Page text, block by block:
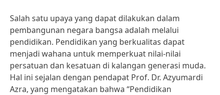
Salah satu upaya yang dapat dilakukan dalam
pembangunan negara bangsa adalah melalui
pendidikan. Pendidikan yang berkualitas dapat
menjadi wahana untuk memperkuat nilai-nilai
persatuan dan kesatuan di kalangan generasi muda.
Hal ini sejalan dengan pendapat Prof. Dr. Azyumardi
Azra, yang mengatakan bahwa “Pendidikan